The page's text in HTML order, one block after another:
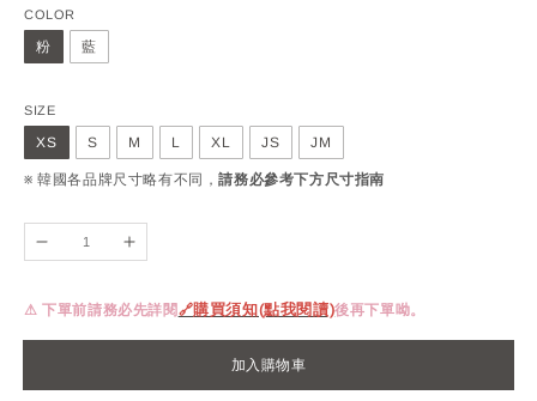
COLOR
粉 藍
SIZE
XS S M L XL JS JM
※ 韓國各品牌尺寸略有不同，請務必參考下方尺寸指南
⚠ 下單前請務必先詳閱🔗購買須知(點我閱讀)後再下單呦。
加入購物車